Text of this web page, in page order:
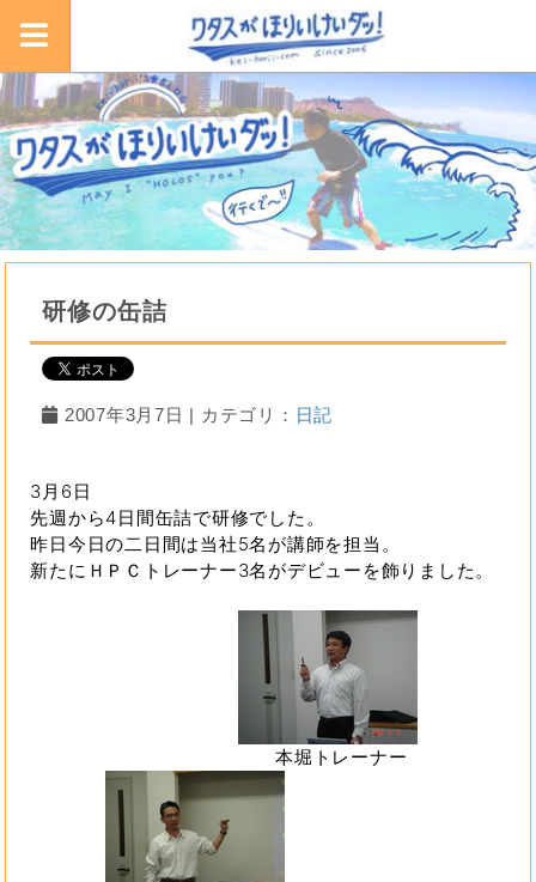
研修の缶詰
2007年3月7日 | カテゴリ： 日記
3月6日
先週から4日間缶詰で研修でした。
昨日今日の二日間は当社5名が講師を担当。
新たにＨＰＣトレーナー3名がデビューを飾りました。
本堀トレーナー